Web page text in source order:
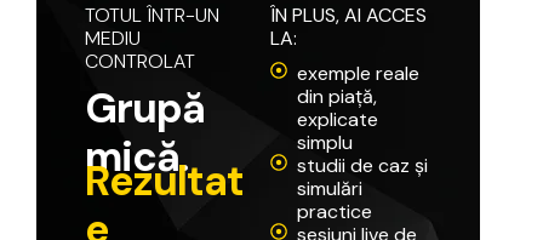
TOTUL ÎNTR-UN
MEDIU
CONTROLAT
Grupă
mică.
Rezultat
ÎN PLUS, AI ACCES
LA:
exemple reale
din piață,
explicate
simplu
studii de caz și
simulări
practice
sesiuni live de